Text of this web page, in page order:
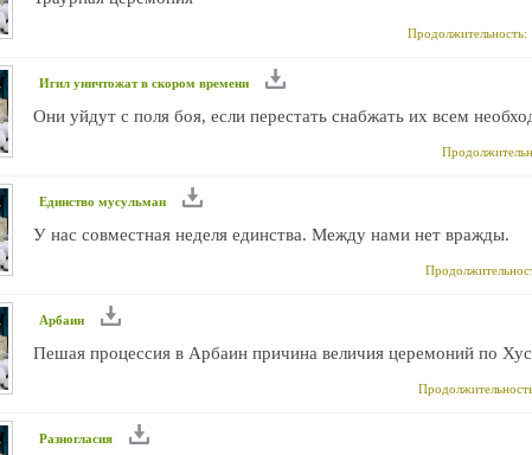
Продолжительность:
Игил уничтожат в скором времени
Они уйдут с поля боя, если перестать снабжать их всем
Единство мусульман
У нас совместная неделя единства. Между нами нет вражды.
Арбаин
Пешая процессия в Арбаин причина величия церемоний по
Разногласия